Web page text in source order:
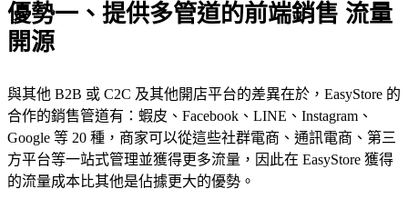
優勢一、提供多管道的前端銷售 流量
開源
與其他 B2B 或 C2C 及其他開店平台的差異在於，EasyStore 的
合作的銷售管道有：蝦皮、Facebook、LINE、Instagram、
Google 等 20 種，商家可以從這些社群電商、通訊電商、第三
方平台等一站式管理並獲得更多流量，因此在 EasyStore 獲得
的流量成本比其他是佔據更大的優勢。